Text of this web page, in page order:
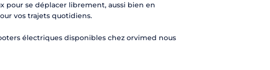
pour se déplacer librement, aussi bien en
vos trajets quotidiens.
électriques disponibles chez orvimed nous